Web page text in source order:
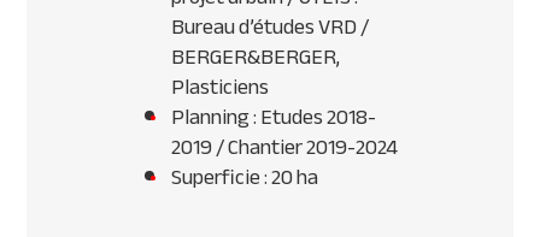
Bureau d’études VRD /
BERGER&BERGER,
Plasticiens
Planning : Etudes 2018-
2019 / Chantier 2019-2024
Superficie : 20 ha